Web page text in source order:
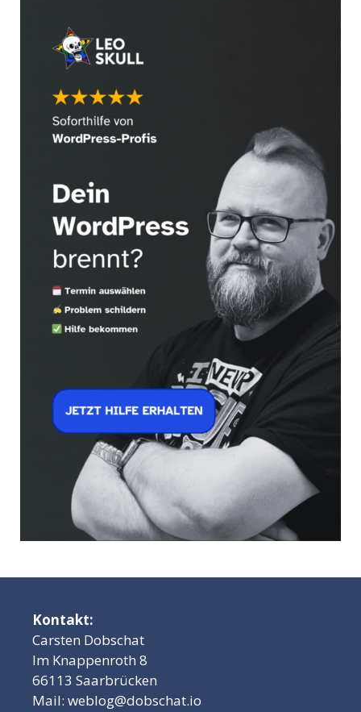
Kontakt:
Carsten Dobschat
Im Knappenroth 8
66113 Saarbrücken
Mail: weblog@dobschat.io